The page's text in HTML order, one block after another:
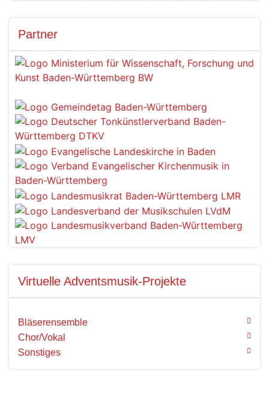
Partner
Virtuelle Adventsmusik-Projekte
Bläserensemble
Chor/Vokal
Sonstiges